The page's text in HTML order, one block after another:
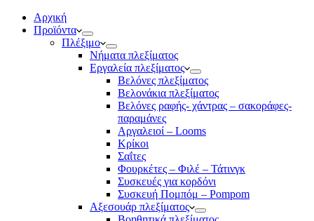
Αρχική
Προϊόντα
Πλέξιμο
Νήματα πλεξίματος
Εργαλεία πλεξίματος
Βελόνες πλεξίματος
Βελονάκια πλεξίματος
Βελόνες ραφής- χάντρας – σακοράφες-
παραμάνες
Αργαλειοί – Looms
Κρίκοι
Σαΐτες
Φουρκέτες – Φιλέ – Τάτινγκ
Συσκευές για κορδόνι
Συσκευή Πομπόμ – Pompom
Αξεσουάρ πλεξίματος